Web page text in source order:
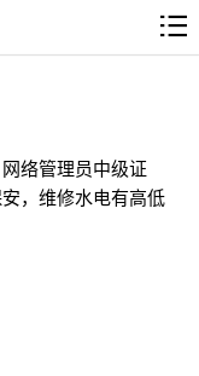
络管理员中级证
，维修水电有高低